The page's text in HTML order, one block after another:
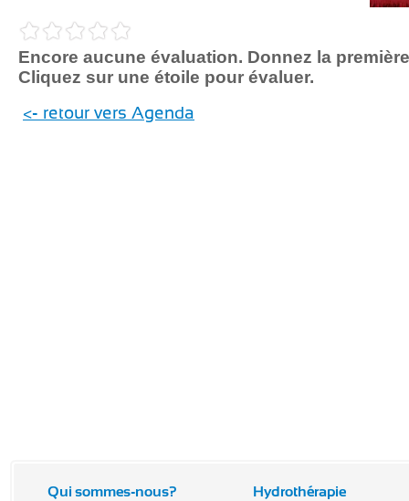
Encore aucune évaluation. Donnez la
Cliquez sur une étoile pour évaluer.
<- retour vers Agenda
Qui sommes-nous? Hydrothérapie